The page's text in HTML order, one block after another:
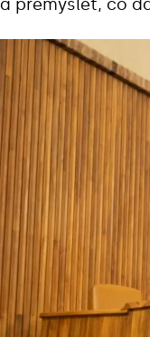
a přemýšlet, co